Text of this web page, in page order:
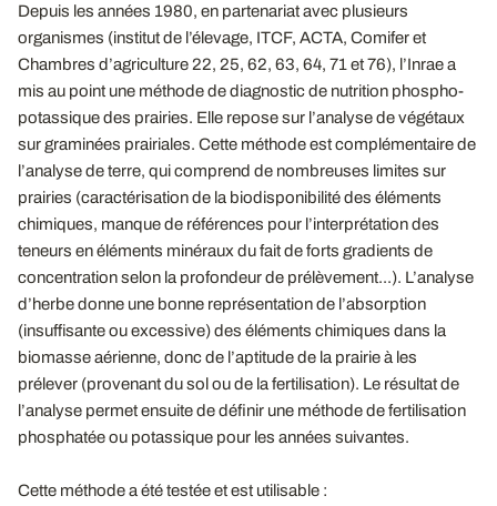
Depuis les années 1980, en partenariat avec plusieurs
organismes (institut de l’élevage, ITCF, ACTA, Comifer et
Chambres d’agriculture 22, 25, 62, 63, 64, 71 et 76), l’Inrae a
mis au point une méthode de diagnostic de nutrition phospho-
potassique des prairies. Elle repose sur l’analyse de végétaux
sur graminées prairiales. Cette méthode est complémentaire de
l’analyse de terre, qui comprend de nombreuses limites sur
prairies (caractérisation de la biodisponibilité des éléments
chimiques, manque de références pour l’interprétation des
teneurs en éléments minéraux du fait de forts gradients de
concentration selon la profondeur de prélèvement...). L’analyse
d’herbe donne une bonne représentation de l’absorption
(insuffisante ou excessive) des éléments chimiques dans la
biomasse aérienne, donc de l’aptitude de la prairie à les
prélever (provenant du sol ou de la fertilisation). Le résultat de
l’analyse permet ensuite de définir une méthode de fertilisation
phosphatée ou potassique pour les années suivantes.
Cette méthode a été testée et est utilisable :